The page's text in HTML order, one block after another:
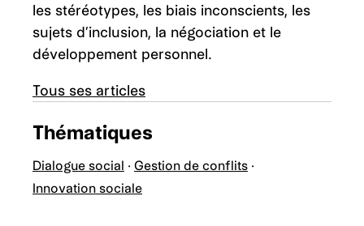
les stéréotypes, les biais inconscients, les
sujets d’inclusion, la négociation et le
développement personnel.
Tous ses articles
Thématiques
Dialogue social · Gestion de conflits ·
Innovation sociale